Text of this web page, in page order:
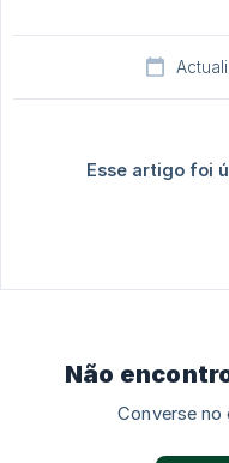
Esse artigo foi
Não
Converse no